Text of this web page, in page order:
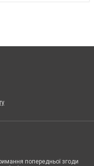
попередньої згоди